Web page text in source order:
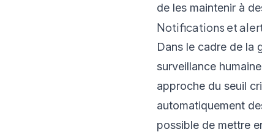
de les maintenir à
Notifications et
Dans le cadre de la
surveillance
approche du seuil
automatiquement
possible de mettre